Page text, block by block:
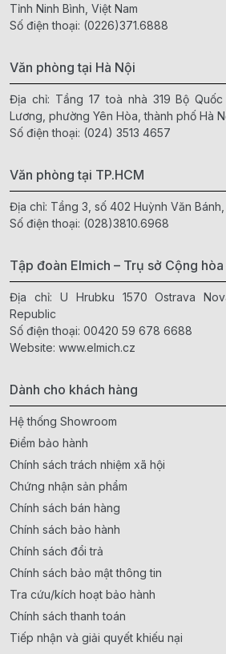
Tỉnh Ninh Bình, Việt Nam
Số điện thoại: (0226)371.6888
Văn phòng tại Hà Nội
Địa chỉ: Tầng 17 toà nhà 319 Bộ
Lương, phường Yên Hòa, thành phố Hà
Số điện thoại: (024) 3513 4657
Văn phòng tại TP.HCM
Địa chỉ: Tầng 3, số 402 Huỳnh Văn Bánh,
Số điện thoại: (028)3810.6968
Tập đoàn Elmich – Trụ sở Cộng
Địa chỉ: U Hrubku 1570 Ostrava
Republic
Số điện thoại: 00420 59 678 6688
Website: www.elmich.cz
Dành cho khách hàng
Hệ thống Showroom
Điểm bảo hành
Chính sách trách nhiệm xã hội
Chứng nhận sản phẩm
Chính sách bán hàng
Chính sách bảo hành
Chính sách đổi trả
Chính sách bảo mật thông tin
Tra cứu/kích hoạt bảo hành
Chính sách thanh toán
Tiếp nhận và giải quyết khiếu nại